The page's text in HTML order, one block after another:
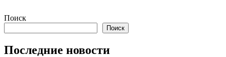
Поиск
Поиск
Последние новости